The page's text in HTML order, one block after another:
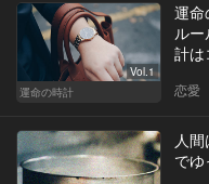
Vol.1
運命の時計
運命
ル
計は
恋愛
人
で